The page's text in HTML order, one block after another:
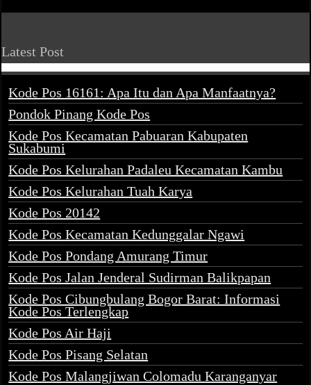
Latest Post
Kode Pos 16161: Apa Itu dan Apa Manfaatnya?
Pondok Pinang Kode Pos
Kode Pos Kecamatan Pabuaran Kabupaten
Sukabumi
Kode Pos Kelurahan Padaleu Kecamatan Kambu
Kode Pos Kelurahan Tuah Karya
Kode Pos 20142
Kode Pos Kecamatan Kedunggalar Ngawi
Kode Pos Pondang Amurang Timur
Kode Pos Jalan Jenderal Sudirman Balikpapan
Kode Pos Cibungbulang Bogor Barat: Informasi
Kode Pos Terlengkap
Kode Pos Air Haji
Kode Pos Pisang Selatan
Kode Pos Malangjiwan Colomadu Karanganyar